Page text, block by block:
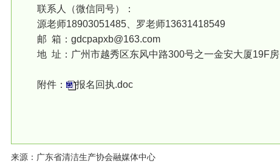
联系人（微信同号）：
源老师18903051485、罗老师13631418549
邮 箱：gdcpapxb@163.com
地 址：广州市越秀区东风中路300号之一金安大厦19F房
附件： 报名回执.doc
来源：广东省清洁生产协会融媒体中心